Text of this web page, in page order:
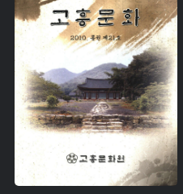
주제 :
유형 :
소장 :